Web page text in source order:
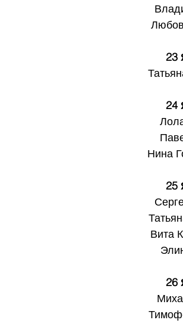
23
24
Нина
25
Вита
26